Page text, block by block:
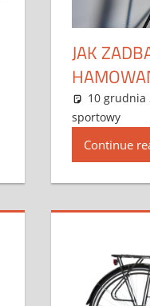
JAK
10 grudnia
sportowy
Continue